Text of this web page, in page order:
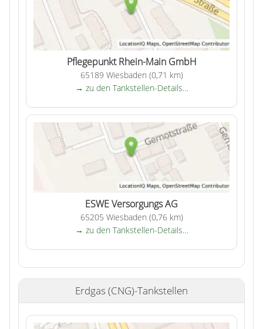
Pflegepunkt Rhein-Main GmbH
65189 Wiesbaden (0,71 km)
→ zu den Tankstellen-Details…
ESWE Versorgungs AG
65205 Wiesbaden (0,76 km)
→ zu den Tankstellen-Details…
Erdgas (CNG)-Tankstellen